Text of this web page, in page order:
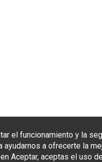
el funcionamiento y la
a ofrecerte la
Aceptar, aceptas el uso